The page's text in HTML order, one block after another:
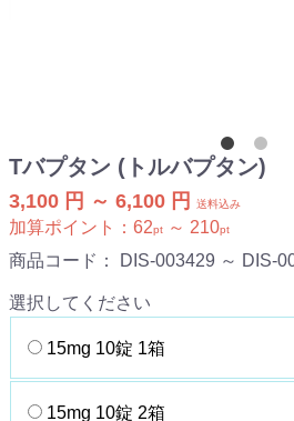
Tバプタン (トルバプタン)
3,100 円 ～ 6,100 円 送料込み
加算ポイント： 62pt ～ 210pt
商品コード： DIS-003429 ～ DIS-
選択してください
15mg 10錠 1箱
15mg 10錠 2箱